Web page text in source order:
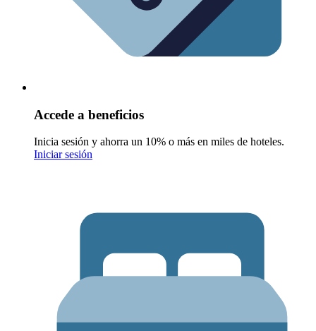
Accede a beneficios
Inicia sesión y ahorra un 10% o más en miles de hoteles.
Iniciar sesión